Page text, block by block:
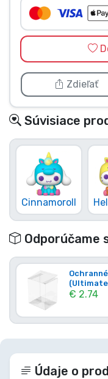
Zdieľať
Súvisiace
Cinnamoroll
Odporúčame
€ 2.74
Údaje o